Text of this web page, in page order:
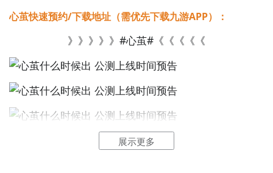
在九游APP中搜索“心茧”，点击右边的【订阅】或者是
【开测提醒】，订阅游戏就不会错过最先的下载机会了
咯！
九游APP
玩新游 上九游
心茧快速预约/下载地址（需优先下载九游APP）：
》》》》》#心茧#《《《《《
心茧什么时候公测？公测时间提前预知，有三大方法，
展示更多